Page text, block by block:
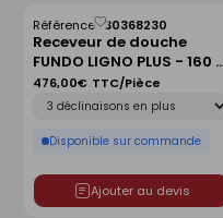
Receveur de douche
FUNDO LIGNO PLUS - 160 x
90 cm
Référence :30368230
Disponible sur commande
476,00€ TTC/Pièce
Ajouter au devis
Enregistrer
comme
liste